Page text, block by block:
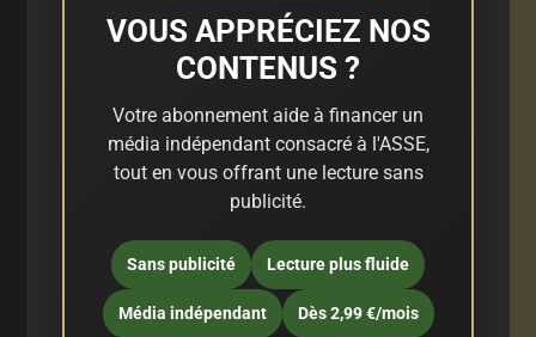
VOUS APPRÉCIEZ NOS
CONTENUS ?
Votre abonnement aide à financer un
média indépendant consacré à l'ASSE,
tout en vous offrant une lecture sans
publicité.
Sans publicité Lecture plus fluide
Média indépendant Dès 2,99 €/mois